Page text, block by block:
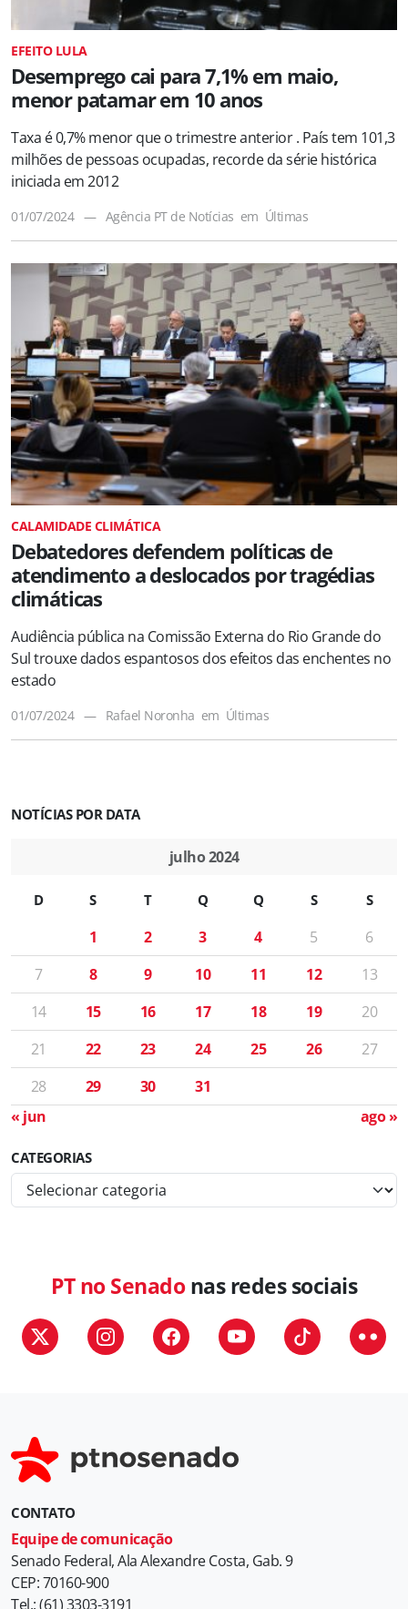
EFEITO LULA
Desemprego cai para 7,1% em maio,
menor patamar em 10 anos
Taxa é 0,7% menor que o trimestre anterior . País tem 101,3
milhões de pessoas ocupadas, recorde da série histórica
iniciada em 2012
01/07/2024 — Agência PT de Notícias em Últimas
CALAMIDADE CLIMÁTICA
Debatedores defendem políticas de
atendimento a deslocados por tragédias
climáticas
Audiência pública na Comissão Externa do Rio Grande do
Sul trouxe dados espantosos dos efeitos das enchentes no
estado
01/07/2024 — Rafael Noronha em Últimas
NOTÍCIAS POR DATA
julho 2024
D S T Q Q S S
1 2 3 4 5
6
7
8 9 10 11 12
13
14
15 16 17 18 19
20
21
22 23 24 25 26
27
28
29 30
31
« jun
ago »
CATEGORIAS
a
PT no Senadonas redes sociais
CONTATO
Equipe de comunicação
Senado Federal, Ala Alexandre Costa, Gab. 9
CEP: 70160-900
Tel.: (61) 3303-3191